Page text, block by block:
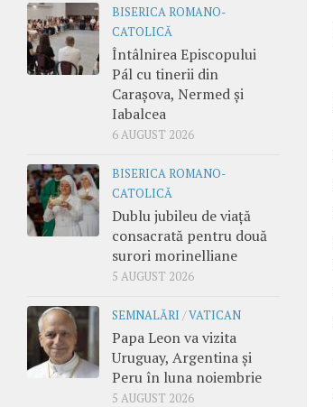
BISERICA ROMANO-
CATOLICĂ
Întâlnirea Episcopului
Pál cu tinerii din
Carașova, Nermed și
Iabalcea
6 AUGUST 2026
BISERICA ROMANO-
CATOLICĂ
Dublu jubileu de viață
consacrată pentru două
surori morinelliane
5 AUGUST 2026
SEMNALĂRI /VATICAN
Papa Leon va vizita
Uruguay, Argentina și
Peru în luna noiembrie
5 AUGUST 2026